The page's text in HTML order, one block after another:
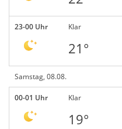
23-00 Uhr Klar
21°
Samstag, 08.08.
00-01 Uhr Klar
19°